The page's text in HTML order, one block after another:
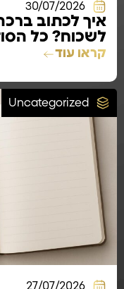
30/07/2026
איך לכתוב
לשכוח? כל
קראו עוד
Uncategorized
27/07/2026